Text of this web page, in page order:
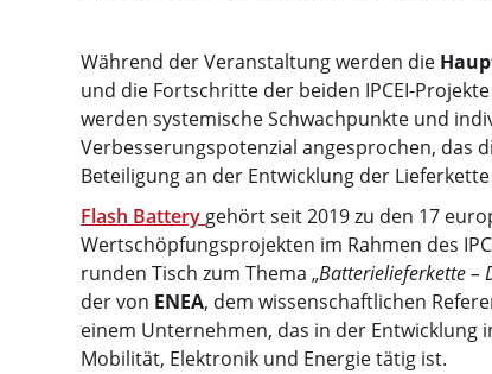
Während der Veranstaltung werden die
und die Fortschritte der beiden IPCEI-
werden systemische Schwachpunkte und
Verbesserungspotenzial angesprochen, das
Beteiligung an der Entwicklung der
Flash Battery gehört seit 2019 zu den 17
Wertschöpfungsprojekten im Rahmen des
runden Tisch zum Thema „Batterielieferkette –
der von ENEA, dem wissenschaftlichen
einem Unternehmen, das in der Entwicklung
Mobilität, Elektronik und Energie tätig ist.